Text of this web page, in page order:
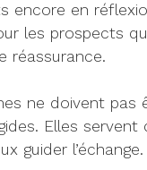
encore en
les prospects
réassurance.
ne doivent pas
Elles servent
guider l’échange.